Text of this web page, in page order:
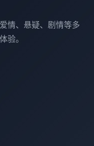
情、悬疑、剧情等多
验。